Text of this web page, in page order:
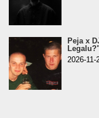
Peja x
2026-11-